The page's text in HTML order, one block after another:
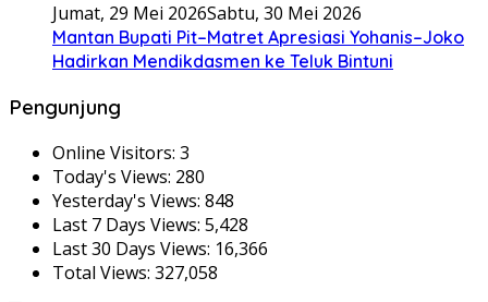
Jumat, 29 Mei 2026Sabtu, 30 Mei 2026
Mantan Bupati Pit–Matret Apresiasi Yohanis–Joko
Hadirkan Mendikdasmen ke Teluk Bintuni
Pengunjung
Online Visitors: 3
Today's Views: 280
Yesterday's Views: 848
Last 7 Days Views: 5,428
Last 30 Days Views: 16,366
Total Views: 327,058